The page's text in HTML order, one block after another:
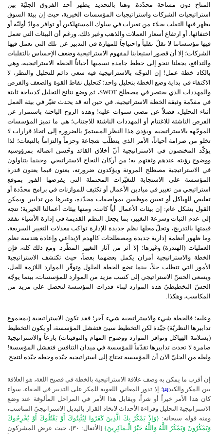
المناخ دون مساحة محدّدة. وهنا بالتحديد يظهر أحد الفروق الجليّة بين
استراتيجيات الشركات واستراتيجيات المؤسسات الخيرية، حيث إن بيئة السوق
يظهر فيها التقلب بجلاء من تغيرات في سلوك المستهلكين أو توافر موادّ أوليّة أو
اختفائها، أو ارتفاع أسعار العملات والذهب وغير ذلك، ورغم أن البيئات التي تعمل
فيها مؤسساتنا لا تقلّ تقلباً واحتياجاً للمهارة في التدبير عن تلك التي تعمل فيها
الشركات؛ إلا أن قصور استيعابنا لمفهوم الاستراتيجية وضعف الإحساس بالتقلبات
والتدافع، يجعلنا ننحو إلى خطط جامدة نسميها أحياناً الخطة الاستراتيجية، وهي
بالكاد خطة عمل! إن التوجّه بالاستراتيجية فيه سعي دائم للتحليل والنظر، لا
الاكتفاء في بداية وضع الخطة بتحليل واحد؛ كتحليل نقاط القوة والضعف والفرص
والمهددات الذي يختصر في مصطلحSWOT، ثم وضع نتائج التحليل كديباجة ثابتة
في مقدّمة وثيقة الخطة الاستراتيجية، في حين أنه قد يحدث تغيّر في بيئة العمل
أثناء التحليل، فضلاً عن مضي سنوات عليه! وهذه الروح الباحثة باستمرار عن
الفرص الناشئة للاغتنام أو المهددات الناشئة للاجتناب؛ هي ما تميز المؤسسات
الموجّهة بالاستراتيجية. ويؤدي هذا النظر المستمرّ بالضرورة إلى اتخاذ قرارات لا
تخلو من صرامة أحياناً، الأمر الذي يتطلّب شجاعة وحزماً والتزاماً بالتبعات؛ لذا
يؤكّد المختصون في الاستراتيجية أنّ أخلاق القائد وحُسن اتصاله بمرؤوسيه
ووضوح رؤيته عندهم وثقتهم به؛ من أركان النجاح الاستراتيجي. وحينما يتناولون
في الاستراتيجية مصطلح المرونة ويؤكدون ضرورته، يعنون فيما يعنون قدرة
المؤسسة على الاستجابة للتغيّرات المحتملة التي يفرضها الفوز بموقع
استراتيجي من تغيير في ميادين الأعمال أو تكثيف للموازنات في برامج محدّدة أو
تقليص للهياكل أو تعيين موظفين بمواصفات محدّدة، وغيرها من تدابير. ويمكن
القول بشكل عام: إن بيئات الأعمال أياً كانت، ومنها بيئات أعمالنا الخيرية؛ تتجه
إلى عدم الثبات وسرعة التغيير، بما يجعل النظم القديمة في إدارة الأشياء تفقد
قيمتها بالتدريج، وتحلّ محلها نظم جديدة للإدارة تواكب معدلات التغيير السريعة،
وما ظهور أنظمة إدارية جديدة ومصطلحات كالهدم الإبداعي وإعادة هندسة نظم
العمليات (الهندرة) وغيرها؛ إلا أثر من آثار التغيير المطّرد. ومع ذلك كله، فإن
الخطة والاستراتيجية أمران يكمل بعضهما بعضاً، حيث تكتشف الاستراتيجية
الأمور التي تتطلب حلاً، بينما تضع الخطة الحلول وتوفّر الموارد اللازمة للحل،
ويسعى الحسّ الاستراتيجي إلى كسب مزيد من الموارد للمؤسسات، بينما يوجّه
الحسّ التخطيطيّ هذه الموارد لبناء قدرات المؤسسة لتحصل على مزيد من
المكاسب، وهكذا.
وعليه؛ فالخطة شيء والاستراتيجية شيء آخر؛ فقد تكون الاستراتيجية (بمجموع
تدابيرها النظريّة) جيّدة لكن التخطيط سيئ فتفشل المؤسسة، أو يكون التخطيط
(بسلامة الهياكل وتوافر الموارد ووضوح المهام والتوقيتات) بارعاً والاستراتيجية
ضامرة لا تحدث تدابيرها تقدّماً للمؤسسة في ميدان التنافس فتفشل المؤسسة!
ولعله من الجليّ الآن أن المؤسسة تحتاج إلى استراتيجية جيّدة وخطة جيّدة لتنجح.
إن أقرب ما يمكن به وصف علاقة الاستراتيجية بالخطة في فصيح اللغة، هو العلاقة
بين المكر والكيد[4]
؛ إذ تدور المعاني اللغوية للمكر على التدبير في الخفاء، سواء
كان هذا الأمر خيراً أو شراً، ويقابل هذا الأمر في المراحل المألوفة عند وضع
الاستراتيجية التحليل وقراءة الأحداث لاتخاذ القرار بالبديل الاستراتيجيّ المناسب،
ومنه قوله سبحانه: {وَإذْ يَمْكُرُ بِكَ الَّذِينَ كَفَرُوا لِيُثْبِتُوكَ أَوْ يَقْتُلُوكَ أَوْ يُخْرِجُوكَ
وَيَمْكُرُونَ وَيَمْكُرُ اللَّهُ وَاللَّهُ خَيْرُ الْـمَاكِرِينَ} [الأنفال: ٣٠]،
حيث عرض المشركون